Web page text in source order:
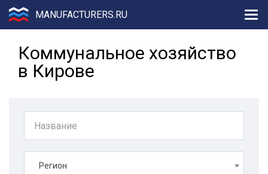
MANUFACTURERS.RU
Коммунальное хозяйство
в Кирове
Регион